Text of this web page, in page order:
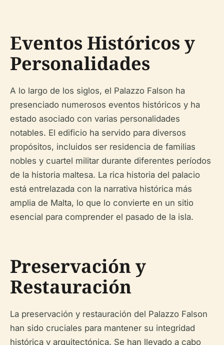
Eventos Históricos y
Personalidades
A lo largo de los siglos, el Palazzo Falson ha
presenciado numerosos eventos históricos y ha
estado asociado con varias personalidades
notables. El edificio ha servido para diversos
propósitos, incluidos ser residencia de familias
nobles y cuartel militar durante diferentes períodos
de la historia maltesa. La rica historia del palacio
está entrelazada con la narrativa histórica más
amplia de Malta, lo que lo convierte en un sitio
esencial para comprender el pasado de la isla.
Preservación y
Restauración
La preservación y restauración del Palazzo Falson
han sido cruciales para mantener su integridad
histórica y arquitectónica. Se han llevado a cabo